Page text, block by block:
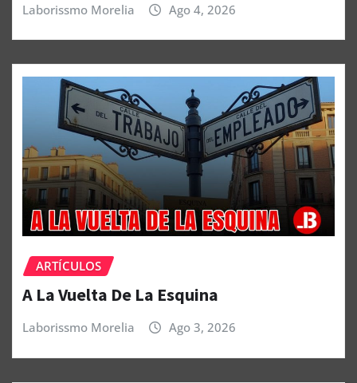
Laborissmo Morelia Ago 4, 2026
ARTÍCULOS
A La Vuelta De La Esquina
Laborissmo Morelia Ago 3, 2026